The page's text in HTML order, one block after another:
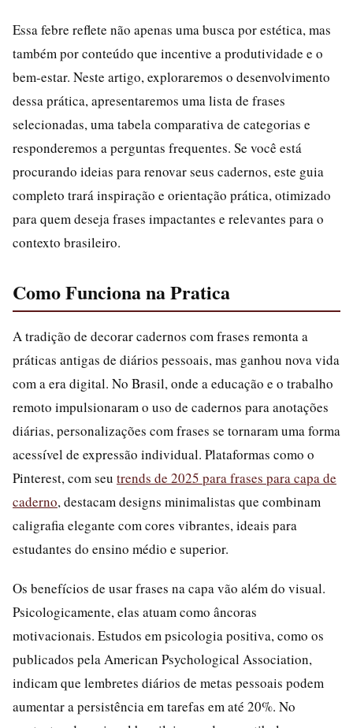
Essa febre reflete não apenas uma busca por estética, mas
também por conteúdo que incentive a produtividade e o
bem-estar. Neste artigo, exploraremos o desenvolvimento
dessa prática, apresentaremos uma lista de frases
selecionadas, uma tabela comparativa de categorias e
responderemos a perguntas frequentes. Se você está
procurando ideias para renovar seus cadernos, este guia
completo trará inspiração e orientação prática, otimizado
para quem deseja frases impactantes e relevantes para o
contexto brasileiro.
Como Funciona na Pratica
A tradição de decorar cadernos com frases remonta a
práticas antigas de diários pessoais, mas ganhou nova vida
com a era digital. No Brasil, onde a educação e o trabalho
remoto impulsionaram o uso de cadernos para anotações
diárias, personalizações com frases se tornaram uma forma
acessível de expressão individual. Plataformas como o
Pinterest, com seu trends de 2025 para frases para capa de
caderno, destacam designs minimalistas que combinam
caligrafia elegante com cores vibrantes, ideais para
estudantes do ensino médio e superior.
Os benefícios de usar frases na capa vão além do visual.
Psicologicamente, elas atuam como âncoras
motivacionais. Estudos em psicologia positiva, como os
publicados pela American Psychological Association,
indicam que lembretes diários de metas pessoais podem
aumentar a persistência em tarefas em até 20%. No